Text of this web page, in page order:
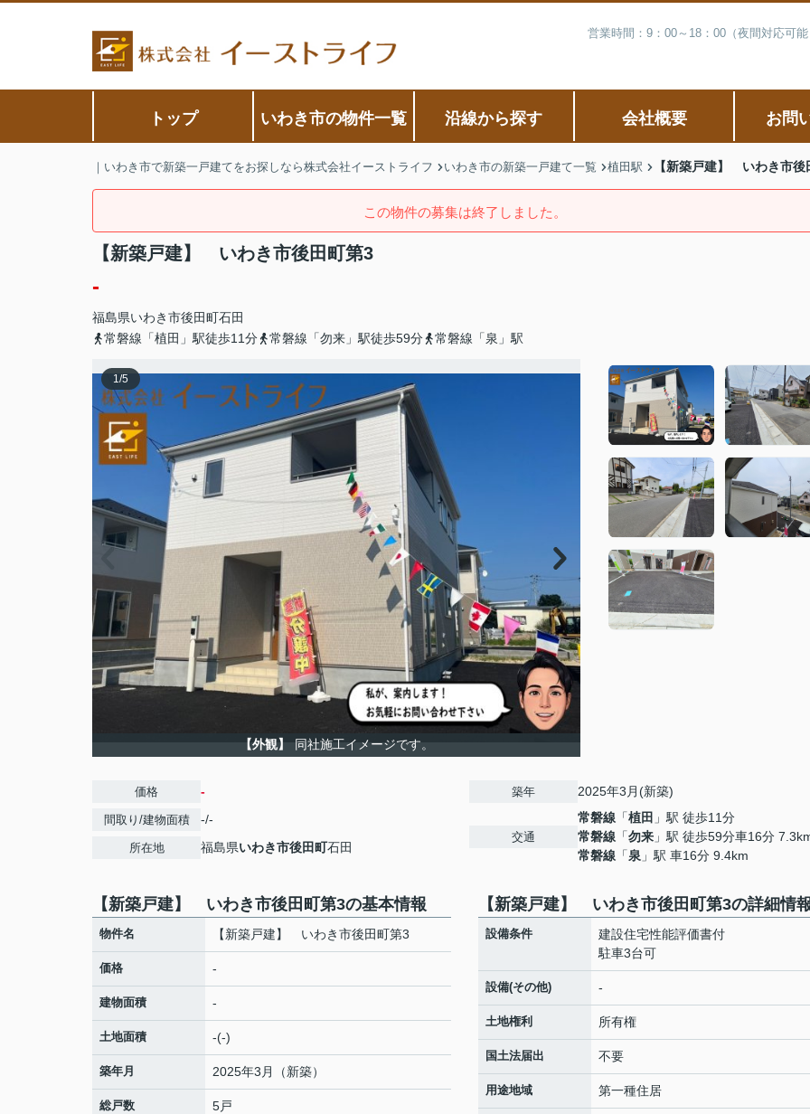
営業時間：9：00～18：00（夜間対応可
トップ いわき市の物件一覧 沿線から探す 会社概要 お問
｜いわき市で新築一戸建てをお探しなら株式会社イーストライフ いわき市の新築一戸建て一覧 植田駅 【新築戸建】 いわき市後
この物件の募集は終了しました。
【新築戸建】 いわき市後田町第3
-
福島県いわき市後田町石田
常磐線「植田」駅徒歩11分
常磐線「勿来」駅徒歩59分 常磐線「泉」駅
1/5
【外観】 同社施工イメージです。
価格 -
間取り/建物面積 -/-
所在地 福島県いわき市後田町石田
築年 2025年3月(新築)
交通
常磐線 「植田 」駅 徒歩11分
常磐線 「勿来 」駅 徒歩59分車16分
常磐線 「泉 」駅 車16分 9.4km
【新築戸建】 いわき市後田町第3の基本情報
物件名 【新築戸建】 いわき市後田町第3
価格 -
建物面積 -
土地面積 -(-)
築年月 2025年3月（新築）
総戸数 5戸
【新築戸建】 いわき市後田町第3の詳細情
設備条件
建設住宅性能評価書付
駐車3台可
設備(その他) -
土地権利 所有権
国土法届出 不要
用途地域 第一種住居